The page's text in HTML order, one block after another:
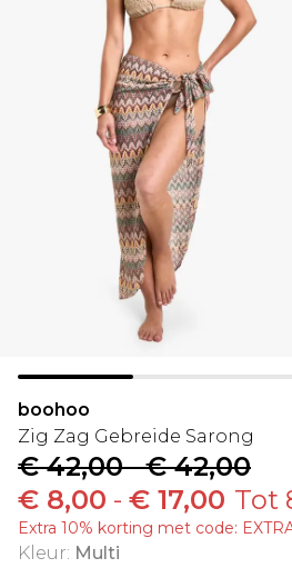
boohoo
Zig Zag Gebreide Sarong
€ 42,00-€ 42,00
€ 8,00 - € 17,00 Tot
Extra 10% korting met code:
Kleur: Multi